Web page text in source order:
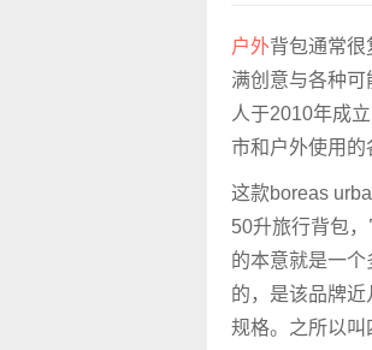
户外背包通常
满创意与各种
人于2010年成
市和户外使用的
这款boreas
50升旅行背包
的本意就是一
的，是该品牌
规格。之所以